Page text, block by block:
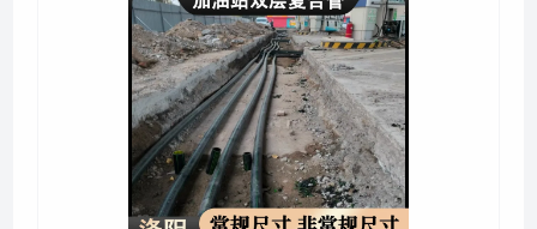
行业应用
荣誉资质
联系我们